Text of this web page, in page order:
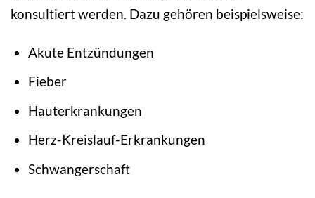
konsultiert werden. Dazu gehören beispielsweise:
Akute Entzündungen
Fieber
Hauterkrankungen
Herz-Kreislauf-Erkrankungen
Schwangerschaft